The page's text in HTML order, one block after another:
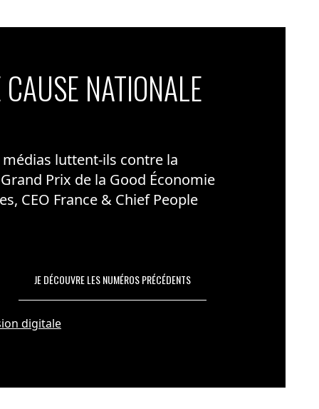
NATIONALE
luttent-ils contre la
Prix de la Good Économie
CEO France & Chief People
JE DÉCOUVRE LES NUMÉROS PRÉCÉDENTS
digitale